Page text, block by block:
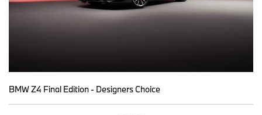
BMW Z4 Final Edition - Designers Choice